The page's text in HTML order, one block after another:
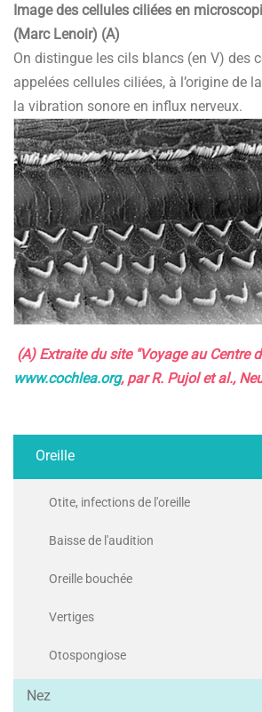
Image des cellules ciliées en
(Marc Lenoir) (A)
On distingue les cils blancs (en V) des
appelées cellules ciliées, à l’origine de
la vibration sonore en influx nerveux.
(A) Extraite du site "Voyage au Centre
www.cochlea.org, par R. Pujol et al.,
Oreille
Otite, infections de l'oreille
Baisse de l'audition
Oreille bouchée
Vertiges
Otospongiose
Nez